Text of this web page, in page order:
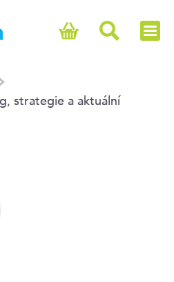
strategie a aktuální